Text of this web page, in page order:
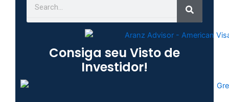
Consiga seu Visto de
Investidor!